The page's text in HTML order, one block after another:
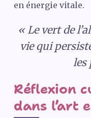
en énergie vitale.
« Le vert de
vie qui
les
Réflexion
dans l’art